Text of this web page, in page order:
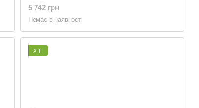
5 742 грн
Немає в наявності
ХІТ